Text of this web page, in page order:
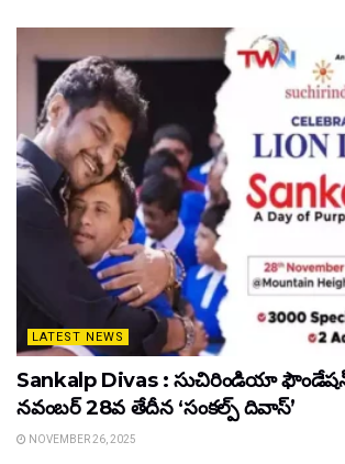
LATEST NEWS
Sankalp Divas : సుచిరిండియా
నవంబర్ 28వ తేదీన ‘సంకల్ప్ దివాస్’
NOVEMBER 26, 2025